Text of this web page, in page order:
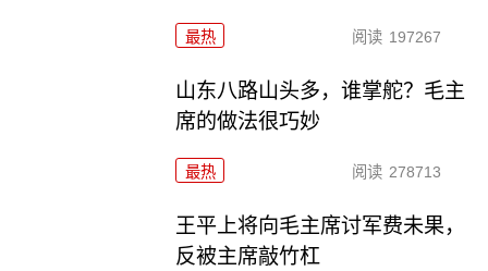
最热 阅读 197267
山东八路山头多，谁掌舵？毛主
席的做法很巧妙
最热 阅读 278713
王平上将向毛主席讨军费未果，
反被主席敲竹杠